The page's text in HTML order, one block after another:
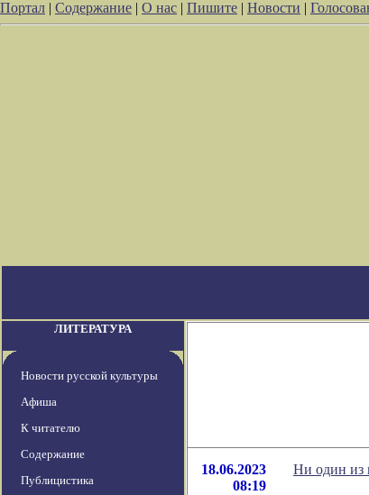
Портал | Содержание | О нас | Пишите | Новости |
ЛИТЕРАТУРА
Новости русской культуры
Афиша
К читателю
Содержание
Публицистика
18.06.2023
08:19
Ни один из